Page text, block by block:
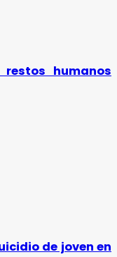
restos humanos
de joven en